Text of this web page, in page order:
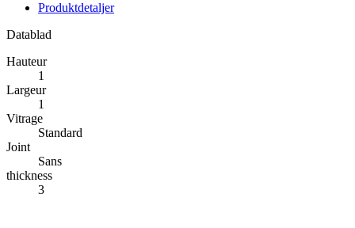
Produktdetaljer
Datablad
Hauteur
1
Largeur
1
Vitrage
Standard
Joint
Sans
thickness
3